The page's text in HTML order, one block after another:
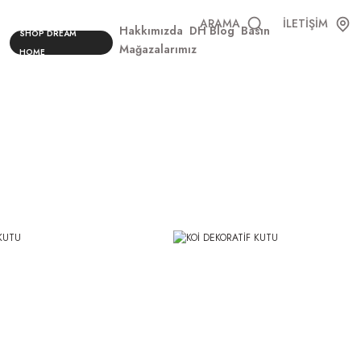
ARAMA İLETİŞİM
SHOP DREAM
HOME
Hakkımızda DH Blog Basın
Mağazalarımız